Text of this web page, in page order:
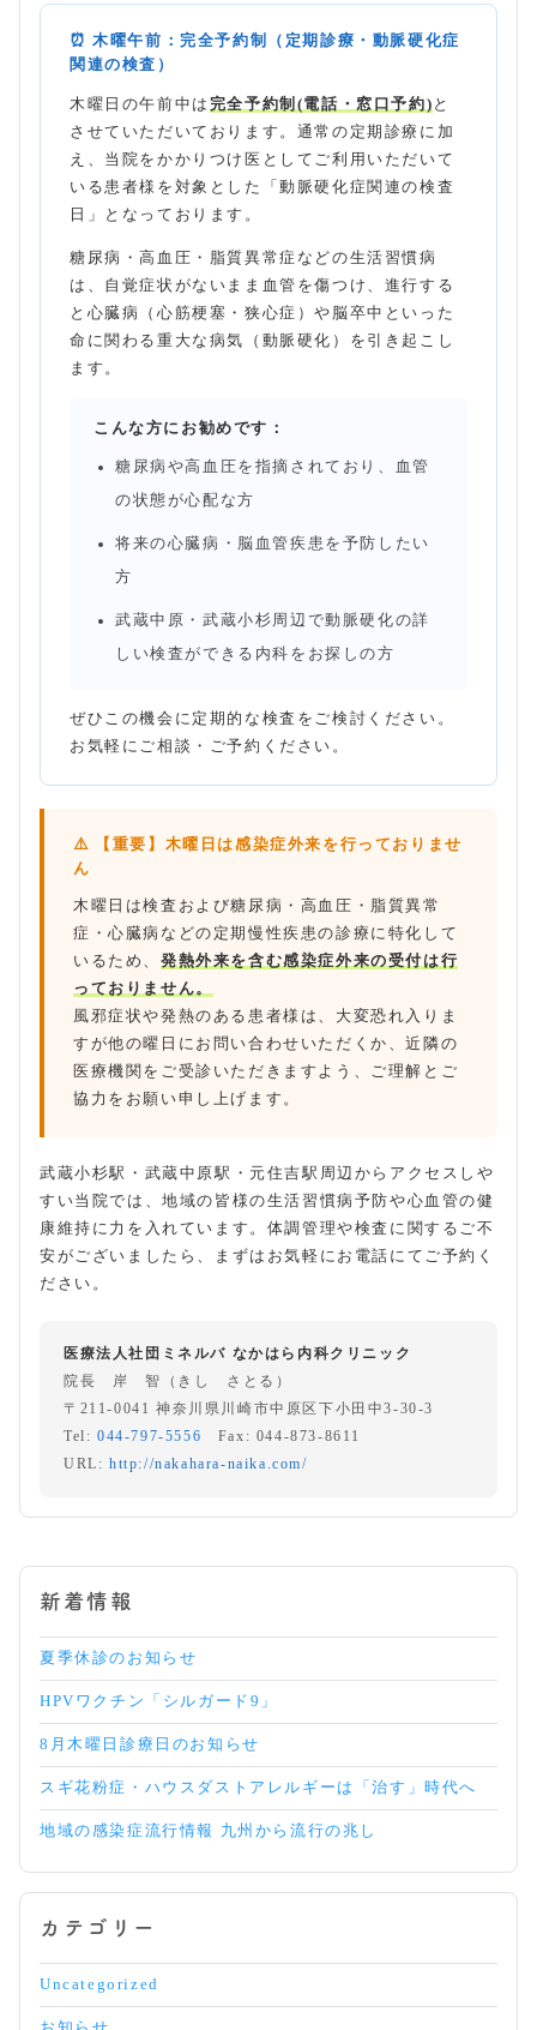
⏰ 木曜午前：完全予約制（定期診療・動脈硬化症
関連の検査）
木曜日の午前中は 完全予約制(電話・窓口予約) と
させていただいております。通常の定期診療に加
え、当院をかかりつけ医としてご利用いただいて
いる患者様を対象とした「動脈硬化症関連の検査
日」となっております。
糖尿病・高血圧・脂質異常症などの生活習慣病
は、自覚症状がないまま血管を傷つけ、進行する
と心臓病（心筋梗塞・狭心症）や脳卒中といった
命に関わる重大な病気（動脈硬化）を引き起こし
ます。
こんな方にお勧めです：
糖尿病や高血圧を指摘されており、血管
の状態が心配な方
将来の心臓病・脳血管疾患を予防したい
方
武蔵中原・武蔵小杉周辺で動脈硬化の詳
しい検査ができる内科をお探しの方
ぜひこの機会に定期的な検査をご検討ください。
お気軽にご相談・ご予約ください。
⚠️ 【重要】木曜日は感染症外来を行っておりませ
ん
木曜日は検査および糖尿病・高血圧・脂質異常
症・心臓病などの定期慢性疾患の診療に特化して
いるため、 発熱外来を含む感染症外来の受付は行
っておりません。
風邪症状や発熱のある患者様は、大変恐れ入りま
すが他の曜日にお問い合わせいただくか、近隣の
医療機関をご受診いただきますよう、ご理解とご
協力をお願い申し上げます。
武蔵小杉駅・武蔵中原駅・元住吉駅周辺からアクセスしや
すい当院では、地域の皆様の生活習慣病予防や心血管の健
康維持に力を入れています。体調管理や検査に関するご不
安がございましたら、まずはお気軽にお電話にてご予約く
ださい。
医療法人社団ミネルバ なかはら内科クリニック
院長 岸 智（きし さとる）
〒211-0041 神奈川県川崎市中原区下小田中3-30-3
Tel: 044-797-5556
Fax: 044-873-8611
URL:
http://nakahara-naika.com/
新着情報
夏季休診のお知らせ
HPVワクチン「シルガード9」
8月木曜日診療日のお知らせ
スギ花粉症・ハウスダストアレルギーは「治す」時代へ
地域の感染症流行情報 九州から流行の兆し
カテゴリー
Uncategorized